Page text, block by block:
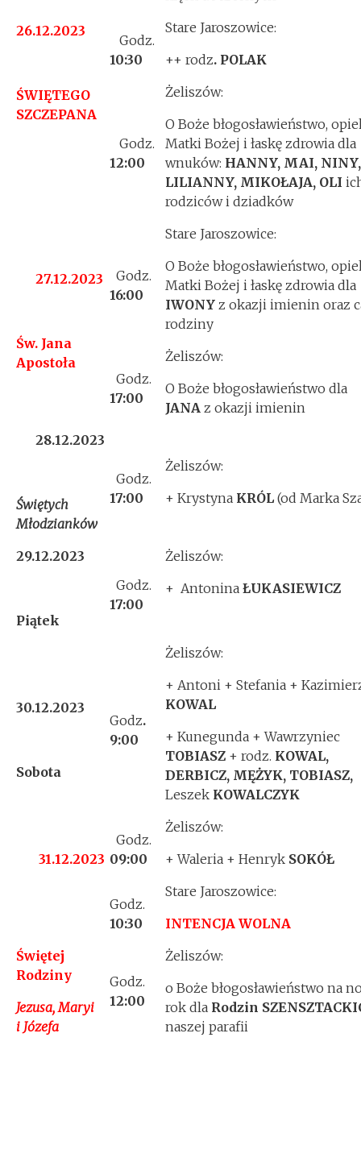
26.12.2023
ŚWIĘTEGO
SZCZEPANA
Godz.
10:30
Stare Jaroszowice:
++ rodz. POLAK
Godz.
12:00
Żeliszów:
O Boże błogosławieństwo,
Matki Bożej i łaskę zdrowia dla
wnuków: HANNY, MAI, NINY,
LILIANNY, MIKOŁAJA, OLI
rodziców i dziadków
27.12.2023
Św. Jana
Apostoła
Godz.
16:00
Stare Jaroszowice:
O Boże błogosławieństwo,
Matki Bożej i łaskę zdrowia dla
IWONY z okazji imienin oraz
rodziny
Godz.
17:00
Żeliszów:
O Boże błogosławieństwo dla
JANA z okazji imienin
28.12.2023
Świętych
Młodzianków
Godz.
17:00
Żeliszów:
+ Krystyna KRÓL (od Marka
29.12.2023
Piątek
Godz.
17:00
Żeliszów:
+ Antonina ŁUKASIEWICZ
30.12.2023
Sobota
Godz.
9:00
Żeliszów:
+ Antoni + Stefania +
KOWAL
+ Kunegunda + Wawrzyniec
TOBIASZ + rodz. KOWAL,
DERBICZ, MĘŻYK, TOBIASZ,
Leszek KOWALCZYK
31.12.2023
Świętej
Rodziny
Jezusa, Maryi
i Józefa
Godz.
09:00
Żeliszów:
+ Waleria + Henryk SOKÓŁ
Godz.
10:30
Stare Jaroszowice:
INTENCJA WOLNA
Godz.
12:00
Żeliszów:
o Boże błogosławieństwo na
rok dla Rodzin
naszej parafii